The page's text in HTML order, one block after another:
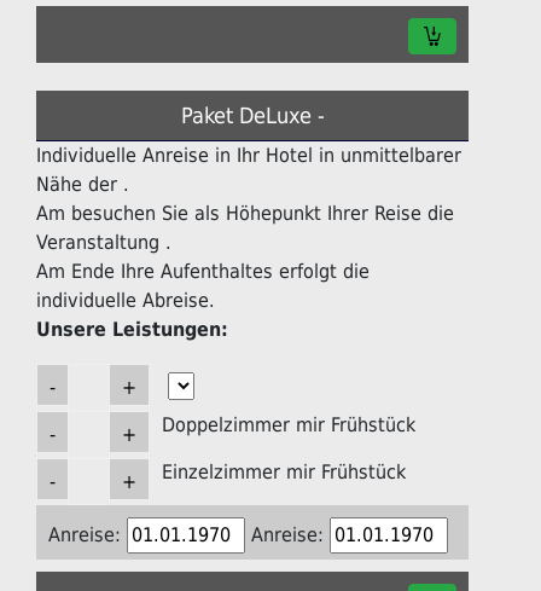
Paket DeLuxe -
Individuelle Anreise in Ihr Hotel in unmittelbarer
Nähe der .
Am besuchen Sie als Höhepunkt Ihrer Reise die
Veranstaltung .
Am Ende Ihre Aufenthaltes erfolgt die
individuelle Abreise.
Unsere Leistungen:
Doppelzimmer mir Frühstück
Einzelzimmer mir Frühstück
Anreise: Anreise: